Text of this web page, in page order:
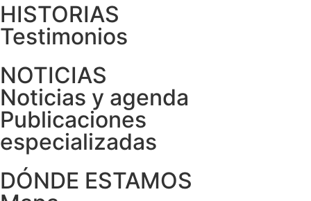
HISTORIAS
Testimonios
NOTICIAS
Noticias y agenda
Publicaciones
especializadas
DÓNDE ESTAMOS